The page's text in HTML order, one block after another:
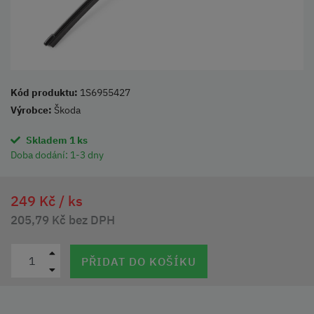
Kód produktu: 1S6955427
Výrobce: Škoda
Skladem 1 ks
Doba dodání: 1-3 dny
249 Kč / ks
205,79 Kč bez DPH
PŘIDAT DO KOŠÍKU